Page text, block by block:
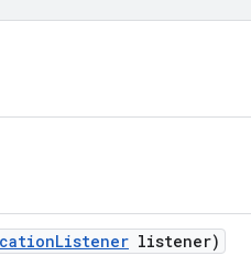
Listener listener)